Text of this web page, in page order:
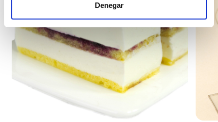
Denegar